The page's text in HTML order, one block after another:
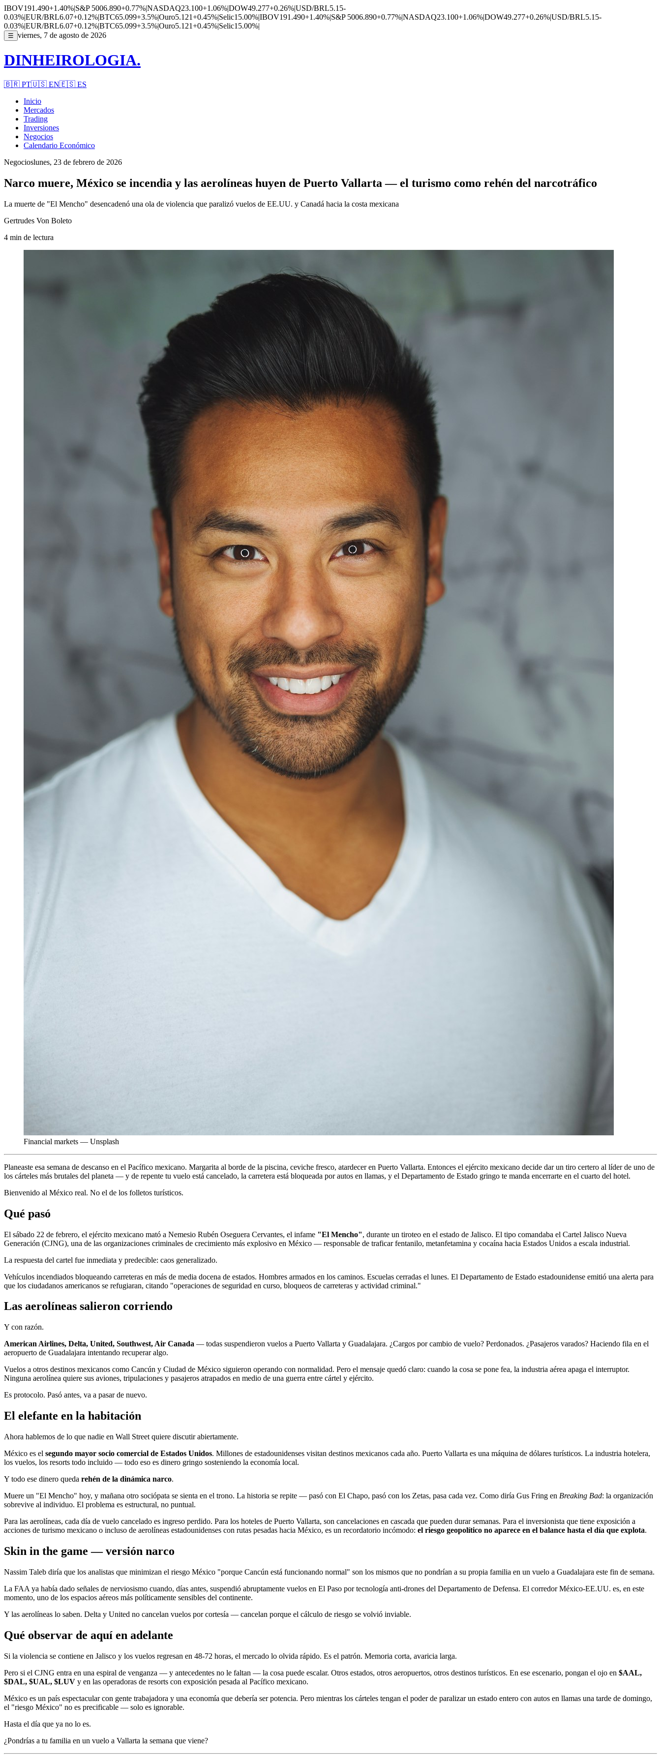
IBOV191.490+1.40%|S&P 5006.890+0.77%|NASDAQ23.100+1.06%|DOW49.277+0.26%|USD/BRL5.15-
0.03%|EUR/BRL6.07+0.12%|BTC65.099+3.5%|Ouro5.121+0.45%|Selic15.00%|IBOV191.490+1.40%|S&P 5006.890+0.77%|NASDAQ23.100+1.06%|DOW49.277+0.26%|USD/BRL5.15-
0.03%|EUR/BRL6.07+0.12%|BTC65.099+3.5%|Ouro5.121+0.45%|Selic15.00%|
☰ viernes, 7 de agosto de 2026
DINHEIROLOGIA.
🇧🇷 PT🇺🇸 EN🇪🇸 ES
Inicio
Mercados
Trading
Inversiones
Negocios
Calendario Económico
Negocioslunes, 23 de febrero de 2026
Narco muere, México se incendia y las aerolíneas huyen de Puerto Vallarta — el turismo como rehén del narcotráfico
La muerte de "El Mencho" desencadenó una ola de violencia que paralizó vuelos de EE.UU. y Canadá hacia la costa mexicana
Gertrudes Von Boleto
4 min de lectura
Financial markets — Unsplash
Planeaste esa semana de descanso en el Pacífico mexicano. Margarita al borde de la piscina, ceviche fresco, atardecer en Puerto Vallarta. Entonces el ejército mexicano decide dar un tiro certero al líder de uno de
los cárteles más brutales del planeta — y de repente tu vuelo está cancelado, la carretera está bloqueada por autos en llamas, y el Departamento de Estado gringo te manda encerrarte en el cuarto del hotel.
Bienvenido al México real. No el de los folletos turísticos.
Qué pasó
El sábado 22 de febrero, el ejército mexicano mató a Nemesio Rubén Oseguera Cervantes, el infame "El Mencho", durante un tiroteo en el estado de Jalisco. El tipo comandaba el Cartel Jalisco Nueva
Generación (CJNG), una de las organizaciones criminales de crecimiento más explosivo en México — responsable de traficar fentanilo, metanfetamina y cocaína hacia Estados Unidos a escala industrial.
La respuesta del cartel fue inmediata y predecible: caos generalizado.
Vehículos incendiados bloqueando carreteras en más de media docena de estados. Hombres armados en los caminos. Escuelas cerradas el lunes. El Departamento de Estado estadounidense emitió una alerta para
que los ciudadanos americanos se refugiaran, citando "operaciones de seguridad en curso, bloqueos de carreteras y actividad criminal."
Las aerolíneas salieron corriendo
Y con razón.
American Airlines, Delta, United, Southwest, Air Canada — todas suspendieron vuelos a Puerto Vallarta y Guadalajara. ¿Cargos por cambio de vuelo? Perdonados. ¿Pasajeros varados? Haciendo fila en el
aeropuerto de Guadalajara intentando recuperar algo.
Vuelos a otros destinos mexicanos como Cancún y Ciudad de México siguieron operando con normalidad. Pero el mensaje quedó claro: cuando la cosa se pone fea, la industria aérea apaga el interruptor.
Ninguna aerolínea quiere sus aviones, tripulaciones y pasajeros atrapados en medio de una guerra entre cártel y ejército.
Es protocolo. Pasó antes, va a pasar de nuevo.
El elefante en la habitación
Ahora hablemos de lo que nadie en Wall Street quiere discutir abiertamente.
México es el segundo mayor socio comercial de Estados Unidos. Millones de estadounidenses visitan destinos mexicanos cada año. Puerto Vallarta es una máquina de dólares turísticos. La industria hotelera,
los vuelos, los resorts todo incluido — todo eso es dinero gringo sosteniendo la economía local.
Y todo ese dinero queda rehén de la dinámica narco.
Muere un "El Mencho" hoy, y mañana otro sociópata se sienta en el trono. La historia se repite — pasó con El Chapo, pasó con los Zetas, pasa cada vez. Como diría Gus Fring en Breaking Bad: la organización
sobrevive al individuo. El problema es estructural, no puntual.
Para las aerolíneas, cada día de vuelo cancelado es ingreso perdido. Para los hoteles de Puerto Vallarta, son cancelaciones en cascada que pueden durar semanas. Para el inversionista que tiene exposición a
acciones de turismo mexicano o incluso de aerolíneas estadounidenses con rutas pesadas hacia México, es un recordatorio incómodo: el riesgo geopolítico no aparece en el balance hasta el día que explota.
Skin in the game — versión narco
Nassim Taleb diría que los analistas que minimizan el riesgo México "porque Cancún está funcionando normal" son los mismos que no pondrían a su propia familia en un vuelo a Guadalajara este fin de semana.
La FAA ya había dado señales de nerviosismo cuando, días antes, suspendió abruptamente vuelos en El Paso por tecnología anti-drones del Departamento de Defensa. El corredor México-EE.UU. es, en este
momento, uno de los espacios aéreos más políticamente sensibles del continente.
Y las aerolíneas lo saben. Delta y United no cancelan vuelos por cortesía — cancelan porque el cálculo de riesgo se volvió inviable.
Qué observar de aquí en adelante
Si la violencia se contiene en Jalisco y los vuelos regresan en 48-72 horas, el mercado lo olvida rápido. Es el patrón. Memoria corta, avaricia larga.
Pero si el CJNG entra en una espiral de venganza — y antecedentes no le faltan — la cosa puede escalar. Otros estados, otros aeropuertos, otros destinos turísticos. En ese escenario, pongan el ojo en $AAL,
$DAL, $UAL, $LUV y en las operadoras de resorts con exposición pesada al Pacífico mexicano.
México es un país espectacular con gente trabajadora y una economía que debería ser potencia. Pero mientras los cárteles tengan el poder de paralizar un estado entero con autos en llamas una tarde de domingo,
el "riesgo México" no es precificable — solo es ignorable.
Hasta el día que ya no lo es.
¿Pondrías a tu familia en un vuelo a Vallarta la semana que viene?